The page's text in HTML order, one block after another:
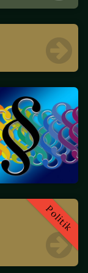
Politik